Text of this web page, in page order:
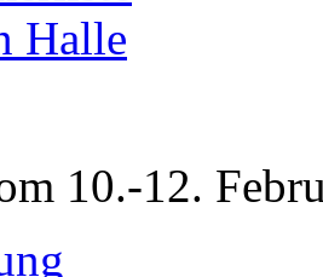
Halle
10.-12.